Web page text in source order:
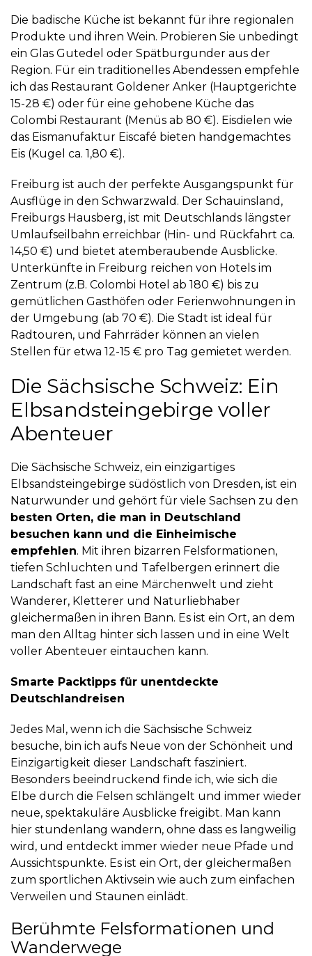
Die badische Küche ist bekannt für ihre regionalen
Produkte und ihren Wein. Probieren Sie unbedingt
ein Glas Gutedel oder Spätburgunder aus der
Region. Für ein traditionelles Abendessen empfehle
ich das Restaurant Goldener Anker (Hauptgerichte
15-28 €) oder für eine gehobene Küche das
Colombi Restaurant (Menüs ab 80 €). Eisdielen wie
das Eismanufaktur Eiscafé bieten handgemachtes
Eis (Kugel ca. 1,80 €).
Freiburg ist auch der perfekte Ausgangspunkt für
Ausflüge in den Schwarzwald. Der Schauinsland ,
Freiburgs Hausberg, ist mit Deutschlands längster
Umlaufseilbahn erreichbar (Hin- und Rückfahrt ca.
14,50 €) und bietet atemberaubende Ausblicke.
Unterkünfte in Freiburg reichen von Hotels im
Zentrum (z.B. Colombi Hotel ab 180 €) bis zu
gemütlichen Gasthöfen oder Ferienwohnungen in
der Umgebung (ab 70 €). Die Stadt ist ideal für
Radtouren, und Fahrräder können an vielen
Stellen für etwa 12-15 € pro Tag gemietet werden.
Die Sächsische Schweiz: Ein
Elbsandsteingebirge voller
Abenteuer
Die Sächsische Schweiz, ein einzigartiges
Elbsandsteingebirge südöstlich von Dresden, ist ein
Naturwunder und gehört für viele Sachsen zu den
besten Orten, die man in Deutschland
besuchen kann und die Einheimische
empfehlen. Mit ihren bizarren Felsformationen,
tiefen Schluchten und Tafelbergen erinnert die
Landschaft fast an eine Märchenwelt und zieht
Wanderer, Kletterer und Naturliebhaber
gleichermaßen in ihren Bann. Es ist ein Ort, an dem
man den Alltag hinter sich lassen und in eine Welt
voller Abenteuer eintauchen kann.
Smarte Packtipps für unentdeckte
Deutschlandreisen
Jedes Mal, wenn ich die Sächsische Schweiz
besuche, bin ich aufs Neue von der Schönheit und
Einzigartigkeit dieser Landschaft fasziniert.
Besonders beeindruckend finde ich, wie sich die
Elbe durch die Felsen schlängelt und immer wieder
neue, spektakuläre Ausblicke freigibt. Man kann
hier stundenlang wandern, ohne dass es langweilig
wird, und entdeckt immer wieder neue Pfade und
Aussichtspunkte. Es ist ein Ort, der gleichermaßen
zum sportlichen Aktivsein wie auch zum einfachen
Verweilen und Staunen einlädt.
Berühmte Felsformationen und
Wanderwege